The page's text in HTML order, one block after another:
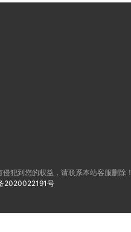
犯到您的权益，请联系本站客服删除！
2020022191号